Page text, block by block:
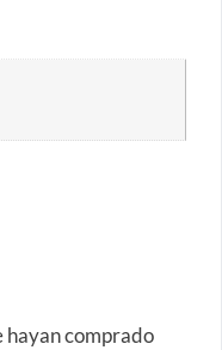
hayan comprado